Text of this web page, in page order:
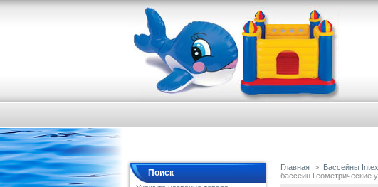
Поиск
Главная > Бассейны
бассейн Геометрические